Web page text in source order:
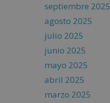
septiembre 2025
agosto 2025
julio 2025
junio 2025
mayo 2025
abril 2025
marzo 2025